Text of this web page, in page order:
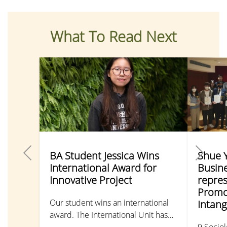
What To Read Next
BA Student Jessica Wins
International Award for
Innovative Project
Our student wins an international
award. The International Unit has
Shue